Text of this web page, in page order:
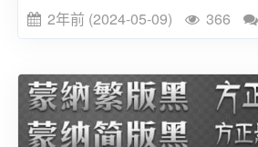
2年前 (2024-05-09) 366